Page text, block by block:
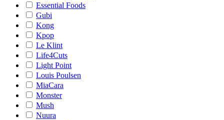
Essential Foods
Gubi
Kong
Kpop
Le Klint
Life4Cuts
Light Point
Louis Poulsen
MiaCara
Monster
Mush
Nuura